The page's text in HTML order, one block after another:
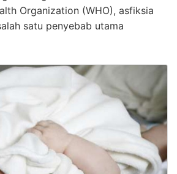
Organization (WHO), asfiksia
satu penyebab utama